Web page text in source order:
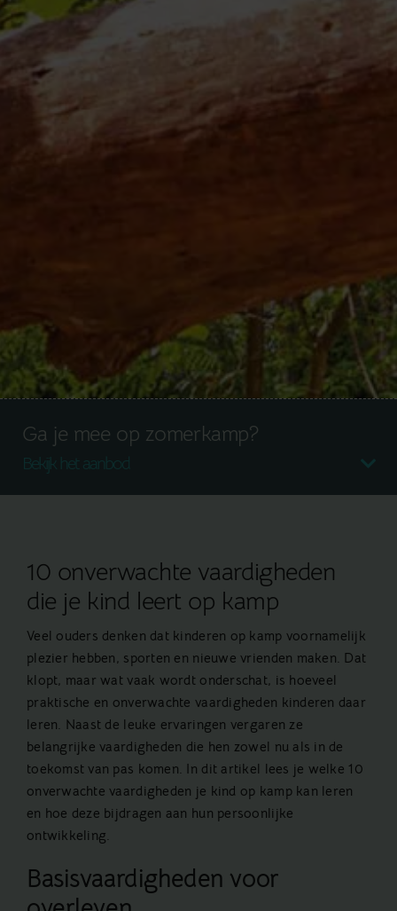
Ga je mee op zomerkamp?
Bekijk het aanbod
10 onverwachte vaardigheden
die je kind leert op kamp
Veel ouders denken dat kinderen op kamp voornamelijk
plezier hebben, sporten en nieuwe vrienden maken. Dat
klopt, maar wat vaak wordt onderschat, is hoeveel
praktische en onverwachte vaardigheden kinderen daar
leren. Naast de leuke ervaringen vergaren ze
belangrijke vaardigheden die hen zowel nu als in de
toekomst van pas komen. In dit artikel lees je welke 10
onverwachte vaardigheden je kind op kamp kan leren
en hoe deze bijdragen aan hun persoonlijke
ontwikkeling.
Basisvaardigheden voor